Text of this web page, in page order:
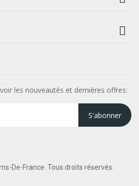

les nouveautés et dernières offres:
S'abonner
De-France. Tous droits réservés.